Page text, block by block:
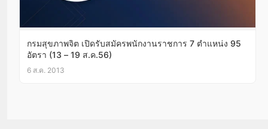
กรมสุขภาพจิต เปิดรับสมัครพนักงานราชการ 7 ตำแหน่ง 95
อัตรา (13 – 19 ส.ค.56)
6 ส.ค. 2013